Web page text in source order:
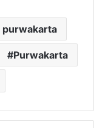
Purwakarta